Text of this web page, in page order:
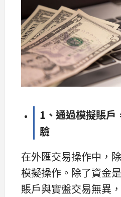
1、通過模擬賬戶
驗
在外匯交易操作中，
模擬操作。除了資金
賬戶與實盤交易無異